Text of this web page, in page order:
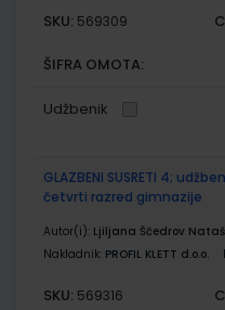
SKU: 569309
ŠIFRA OMOTA:
Udžbenik
GLAZBENI SUSRETI 4;
četvrti razred gimnazije
Autor(i): Ljiljana Ščedrov
Nakladnik: PROFIL KLETT d.o.o.
SKU: 569316